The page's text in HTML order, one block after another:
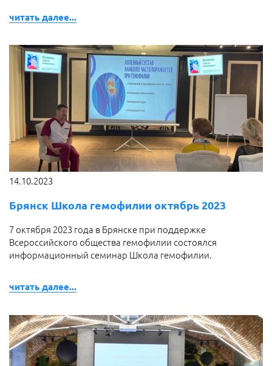
читать далее...
14.10.2023
Брянск Школа гемофилии октябрь 2023
7 октября 2023 года в Брянске при поддержке
Всероссийского общества гемофилии состоялся
информационный семинар Школа гемофилии.
читать далее...